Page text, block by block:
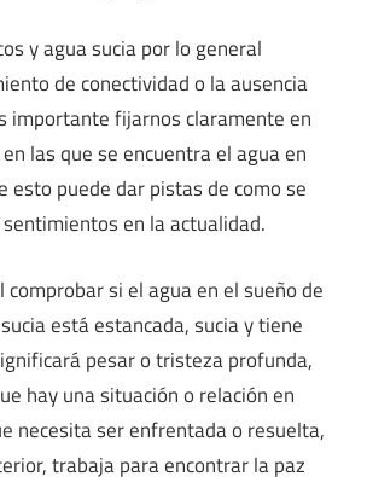
y agua sucia por lo general
de conectividad o la ausencia
importante fijarnos claramente en
las que se encuentra el agua en
esto puede dar pistas de como se
en la actualidad.
comprobar si el agua en el sueño de
está estancada, sucia y tiene
pesar o tristeza profunda,
hay una situación o relación en
necesita ser enfrentada o resuelta,
trabaja para encontrar la paz